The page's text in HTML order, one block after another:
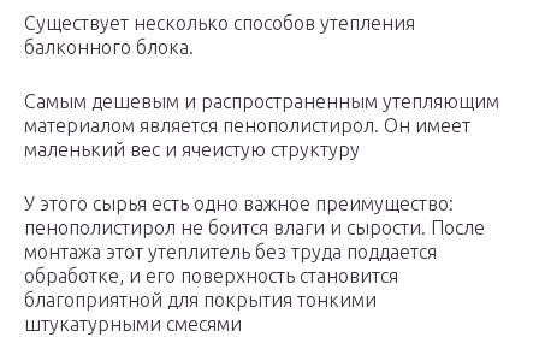
Существует несколько способов утепления
балконного блока.
Самым дешевым и распространенным утепляющим
материалом является пенополистирол. Он имеет
маленький вес и ячеистую структуру
У этого сырья есть одно важное преимущество:
пенополистирол не боится влаги и сырости. После
монтажа этот утеплитель без труда поддается
обработке, и его поверхность становится
благоприятной для покрытия тонкими
штукатурными смесями